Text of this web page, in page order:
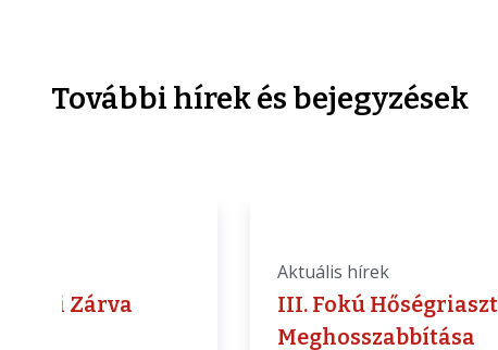
További hírek és bejegyzések
Zárva
Aktuális hírek
III. Fokú
Meghosszabbítása